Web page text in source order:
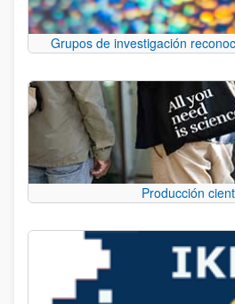
Grupos de investigación
Producción